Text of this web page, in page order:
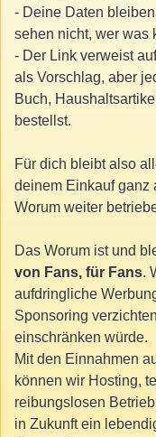
- Deine Daten
sehen nicht, wer was
- Der Link verweist
als Vorschlag, aber
Buch,
bestellst.
Für dich bleibt also
deinem Einkauf ganz
Worum weiter
Das Worum ist und
von Fans, für Fans.
aufdringliche
Sponsoring
einschränken würde.
Mit den Einnahmen
können wir Hosting,
reibungslosen
in Zukunft ein